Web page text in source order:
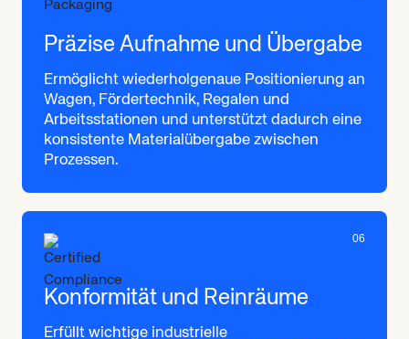
Präzise Aufnahme und Übergabe
Ermöglicht wiederholgenaue Positionierung an
Wagen, Fördertechnik, Regalen und
Arbeitsstationen und unterstützt dadurch eine
konsistente Materialübergabe zwischen
Prozessen.
06
Konformität und Reinräume
Erfüllt wichtige industrielle